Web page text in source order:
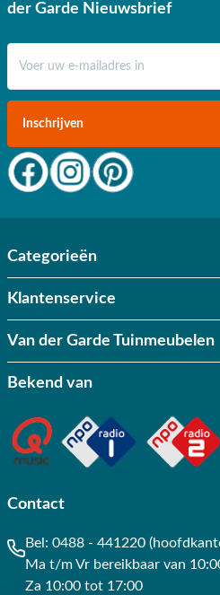
der Garde Nieuwsbrief
Inschrijven
Categorieën
Klantenservice
Van der Garde Tuinmeubelen
Bekend van
Contact
Bel: 0488 - 441220
Ma t/m Vr bereikbaar van
Za 10:00 tot 17:00